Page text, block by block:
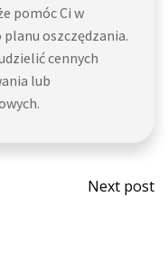
pomóc Ci w
oszczędzania.
cennych
lub
Post
Next post